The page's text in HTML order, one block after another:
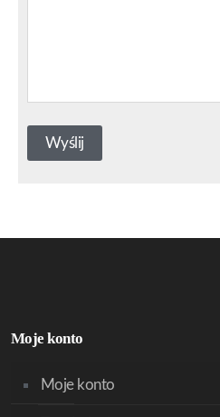
Moje konto
Moje konto